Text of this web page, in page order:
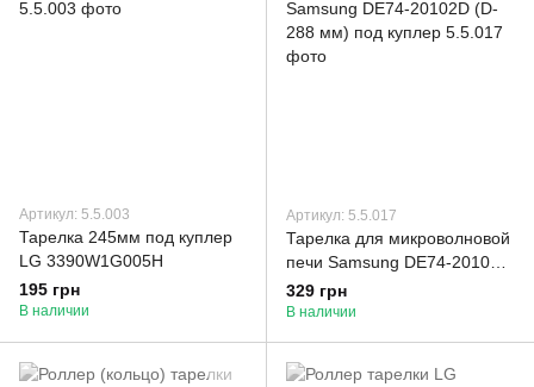
Артикул: 5.5.003
Тарелка 245мм под куплер
LG 3390W1G005H
195 грн
В наличии
Артикул: 5.5.017
Тарелка для микроволновой
печи Samsung DE74-20102D
(D-288 мм) под куплер
329 грн
В наличии